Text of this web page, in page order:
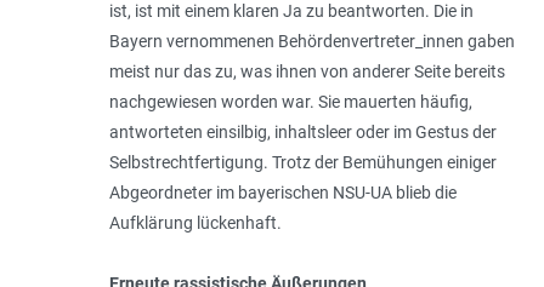
ist, ist mit einem klaren Ja zu beantworten. Die in
Bayern vernommenen Behördenvertre­ter_innen gaben
meist nur das zu, was ihnen von anderer Seite bereits
nachgewiesen worden war. Sie mauerten häufig,
antworteten einsilbig, inhaltsleer oder im Gestus der
Selbstrechtfertigung. Trotz der Bemühungen einiger
Abgeordneter im bayerischen NSU-UA blieb die
Aufklärung lückenhaft.